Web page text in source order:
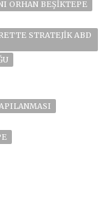
ORHAN BEŞIKTEPE
STRATEJIK ABD